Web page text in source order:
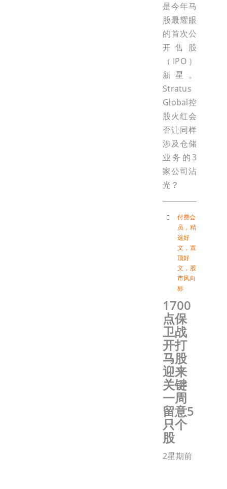
是今年马
股最耀眼
的首次公
开售股
（IPO）
新星。
Stratus
Global控
股火红会
否让同样
涉及仓储
业务的3
家公司沾
光？
付费会
员 ， 精
选好
文 ， 置
顶好
文 ， 股
市风向
标
1700
点保
卫战
开打
马股
迎来
关键
一周
留意5
只个
股
2星期前